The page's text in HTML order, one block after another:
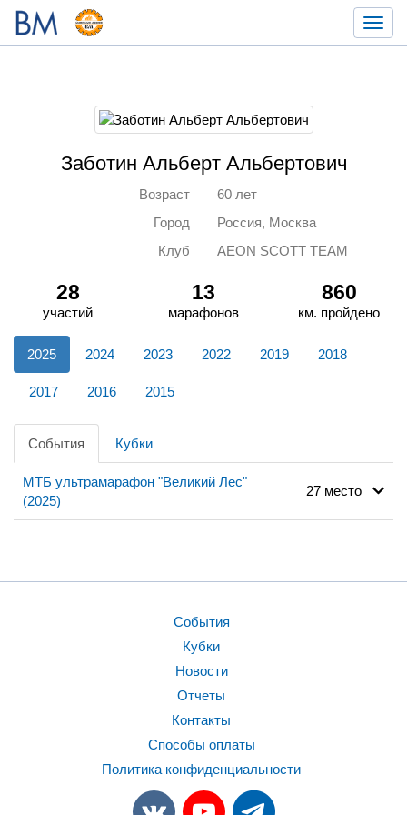
Заботин Альберт Альбертович
Возраст
60 лет
Город
Россия, Москва
Клуб
AEON SCOTT TEAM
28
участий
13
марафонов
860
км. пройдено
2025 2024 2023 2022 2019 2018
2017 2016 2015
События Кубки
МТБ ультрамарафон "Великий Лес"
(2025)
27 место
События
Кубки
Новости
Отчеты
Контакты
Способы оплаты
Политика конфиденциальности